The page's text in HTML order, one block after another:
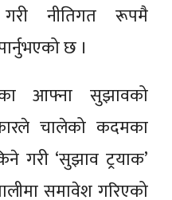
गरी नीतिगत रूपमै
छ ।
आफ्ना सुझावको
चालेको कदमका
गरी ‘सुझाव ट्रयाक’
समावेश गरिएको